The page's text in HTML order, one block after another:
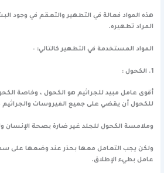
هذه المواد فعالة في التطهير والتعقم في وجود
المراد تطهيره.
المواد المستخدمة في التطهير كالتالي: –
1. الكحول :
للكحول أن يقضي على جميع الفيروسات والجراثيم
وملامسة الكحول للجلد غير ضارة بصحة الإنسان
ولكن يجب التعامل معها بحذر عند وضعها على
عامل بطيء الإطلاق.